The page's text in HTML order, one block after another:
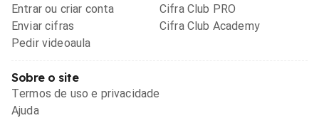
Entrar ou criar conta
Enviar cifras
Pedir videoaula
Cifra Club PRO
Cifra Club Academy
Sobre o site
Termos de uso e privacidade
Ajuda